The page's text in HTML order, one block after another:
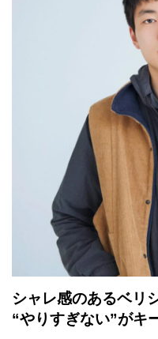
シャレ感のあるベリ
“やりすぎない”がキ